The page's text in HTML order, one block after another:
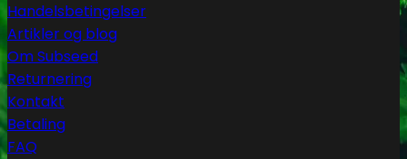
Handelsbetingelser
Artikler og blog
Om Subseed
Returnering
Kontakt
Betaling
FAQ